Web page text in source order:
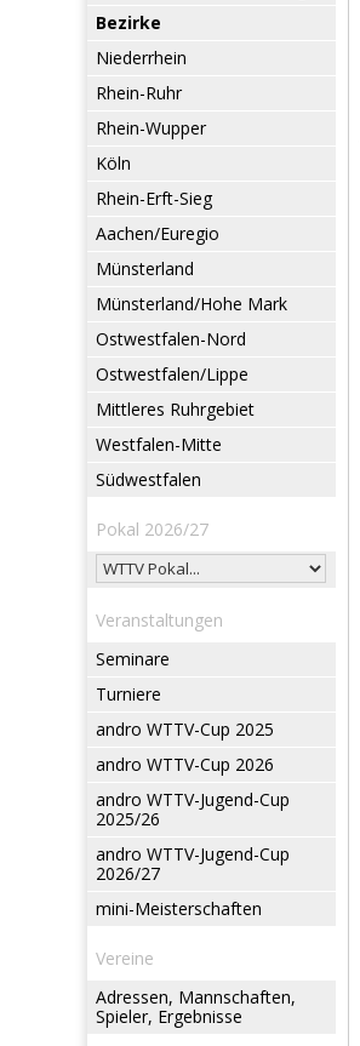
Bezirke
Niederrhein
Rhein-Ruhr
Rhein-Wupper
Köln
Rhein-Erft-Sieg
Aachen/Euregio
Münsterland
Münsterland/Hohe Mark
Ostwestfalen-Nord
Ostwestfalen/Lippe
Mittleres Ruhrgebiet
Westfalen-Mitte
Südwestfalen
Pokal 2026/27
Veranstaltungen
Seminare
Turniere
andro WTTV-Cup 2025
andro WTTV-Cup 2026
andro WTTV-Jugend-Cup
2025/26
andro WTTV-Jugend-Cup
2026/27
mini-Meisterschaften
Vereine
Adressen, Mannschaften,
Spieler, Ergebnisse